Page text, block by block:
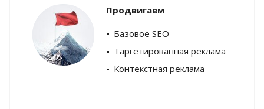
Продвигаем
Базовое SEO
Таргетированная реклама
Контекстная реклама